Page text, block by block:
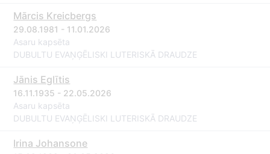
Mārcis Kreicbergs
29.08.1981 - 11.01.2026
Asaru kapsēta
DUBULTU EVAŅĢĒLISKI LUTERISKĀ DRAUDZE
Jānis Eglītis
16.11.1935 - 22.05.2026
Asaru kapsēta
DUBULTU EVAŅĢĒLISKI LUTERISKĀ DRAUDZE
Irina Johansone